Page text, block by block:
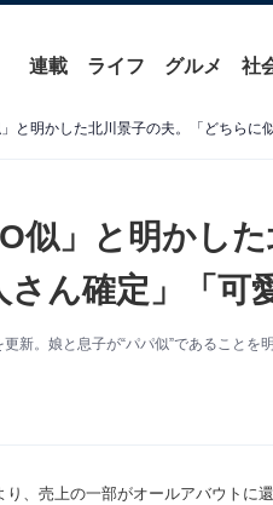
連載 ライフ グルメ 社
似」と明かし
ん確定」「可
新。娘と息子が“パパ似”であることを
、売上の一部がオールアバウトに還